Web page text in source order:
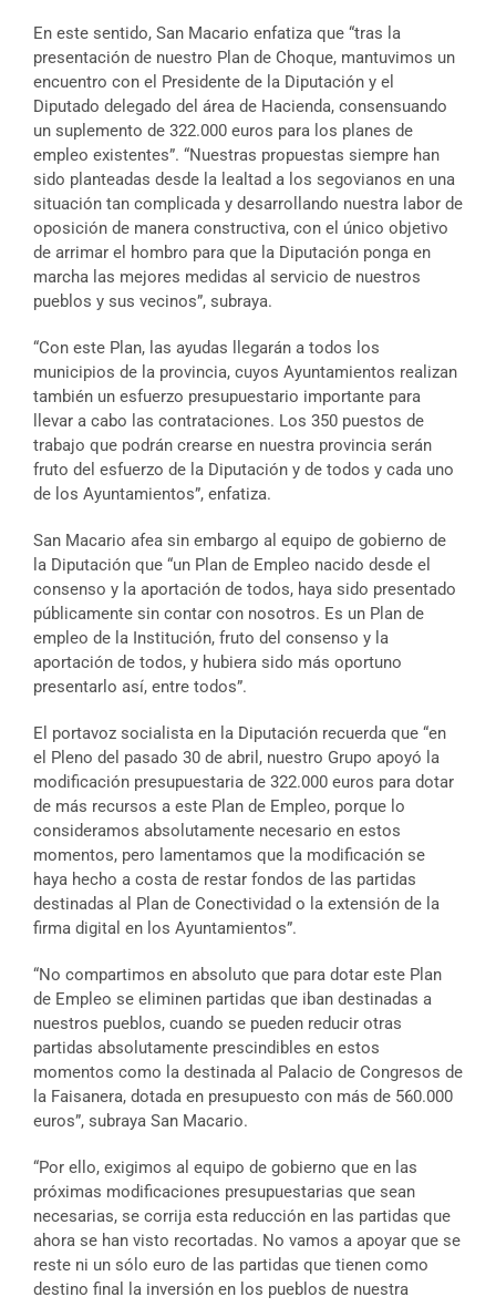
En este sentido, San Macario enfatiza que “tras la
presentación de nuestro Plan de Choque, mantuvimos un
encuentro con el Presidente de la Diputación y el
Diputado delegado del área de Hacienda, consensuando
un suplemento de 322.000 euros para los planes de
empleo existentes”. “Nuestras propuestas siempre han
sido planteadas desde la lealtad a los segovianos en una
situación tan complicada y desarrollando nuestra labor de
oposición de manera constructiva, con el único objetivo
de arrimar el hombro para que la Diputación ponga en
marcha las mejores medidas al servicio de nuestros
pueblos y sus vecinos”, subraya.
“Con este Plan, las ayudas llegarán a todos los
municipios de la provincia, cuyos Ayuntamientos realizan
también un esfuerzo presupuestario importante para
llevar a cabo las contrataciones. Los 350 puestos de
trabajo que podrán crearse en nuestra provincia serán
fruto del esfuerzo de la Diputación y de todos y cada uno
de los Ayuntamientos”, enfatiza.
San Macario afea sin embargo al equipo de gobierno de
la Diputación que “un Plan de Empleo nacido desde el
consenso y la aportación de todos, haya sido presentado
públicamente sin contar con nosotros. Es un Plan de
empleo de la Institución, fruto del consenso y la
aportación de todos, y hubiera sido más oportuno
presentarlo así, entre todos”.
El portavoz socialista en la Diputación recuerda que “en
el Pleno del pasado 30 de abril, nuestro Grupo apoyó la
modificación presupuestaria de 322.000 euros para dotar
de más recursos a este Plan de Empleo, porque lo
consideramos absolutamente necesario en estos
momentos, pero lamentamos que la modificación se
haya hecho a costa de restar fondos de las partidas
destinadas al Plan de Conectividad o la extensión de la
firma digital en los Ayuntamientos”.
“No compartimos en absoluto que para dotar este Plan
de Empleo se eliminen partidas que iban destinadas a
nuestros pueblos, cuando se pueden reducir otras
partidas absolutamente prescindibles en estos
momentos como la destinada al Palacio de Congresos de
la Faisanera, dotada en presupuesto con más de 560.000
euros”, subraya San Macario.
“Por ello, exigimos al equipo de gobierno que en las
próximas modificaciones presupuestarias que sean
necesarias, se corrija esta reducción en las partidas que
ahora se han visto recortadas. No vamos a apoyar que se
reste ni un sólo euro de las partidas que tienen como
destino final la inversión en los pueblos de nuestra